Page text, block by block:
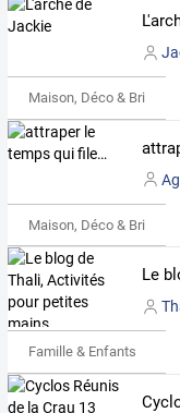
Maison, Déco & Bricolage
Maison, Déco & Bricolage
Famille & Enfants